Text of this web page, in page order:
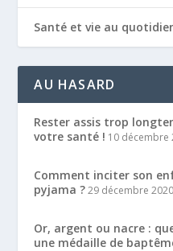
Santé et vie au
AU HASARD
Rester assis trop
votre santé ! 10 décembre
Comment inciter son
pyjama ?29 décembre 2020
Or, argent ou nacre :
une médaille de